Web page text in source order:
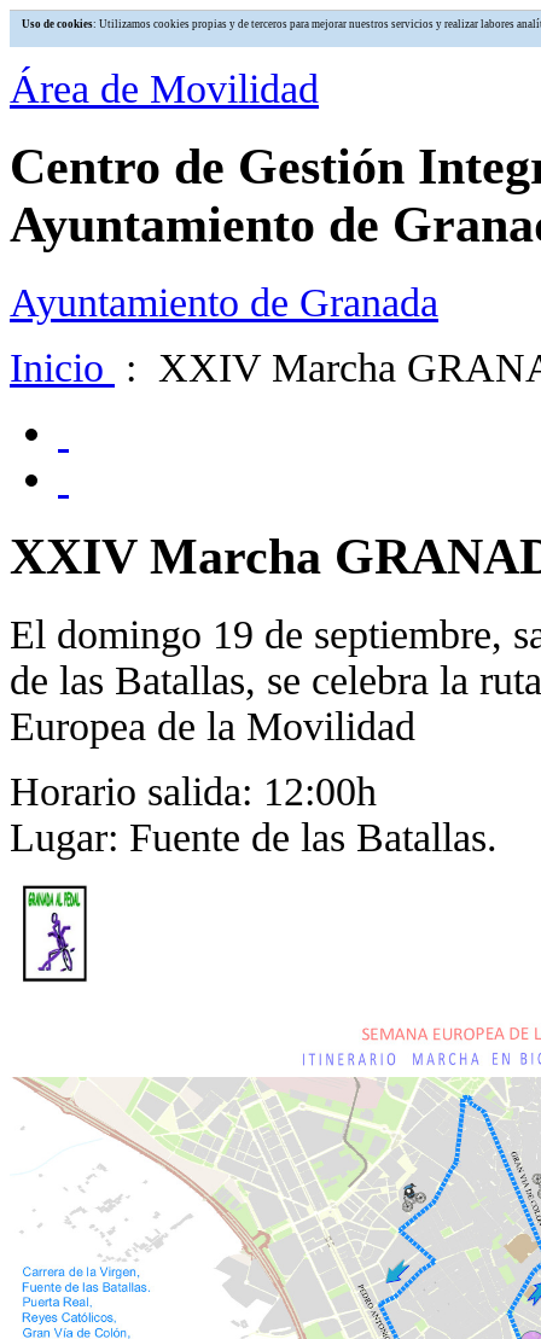
Uso de cookies: Utilizamos cookies propias y de terceros para mejorar nuestros servicios y realizar labores
Área de Movilidad
Centro de Gestión
Ayuntamiento de
Ayuntamiento de Granada
Inicio : XXIV Marcha
XXIV Marcha
El domingo 19 de septiembre,
de las Batallas, se celebra la
Europea de la Movilidad
Horario salida: 12:00h
Lugar: Fuente de las Batallas.